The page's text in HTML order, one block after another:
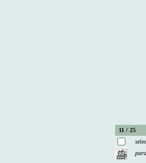
11 / 25